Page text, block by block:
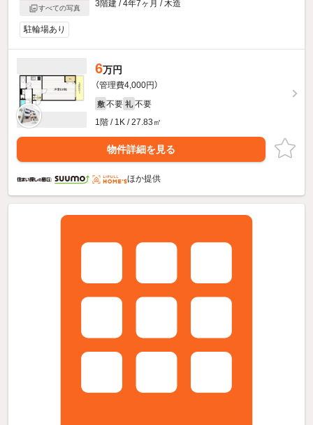
すべての写真 3階建 / 4年7ヶ月 / 木造
駐輪場あり
6万円
（管理費4,000円）
敷 不要 礼 不要
1階 / 1K / 27.83㎡
物件詳細を見る
ほか提供